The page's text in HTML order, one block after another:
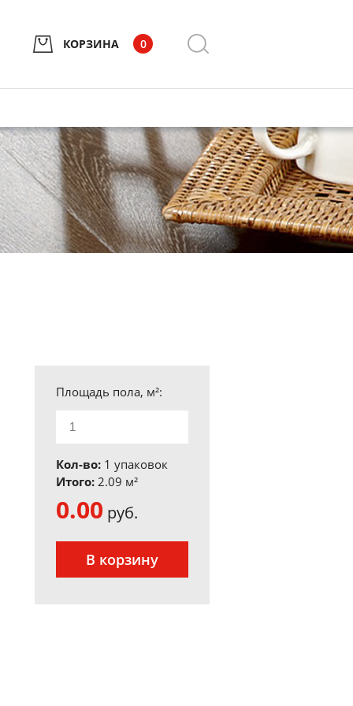
КОРЗИНА 0
Площадь пола, м²:
Кол-во: 1 упаковок
Итого: 2.09 м²
0.00 руб.
В корзину